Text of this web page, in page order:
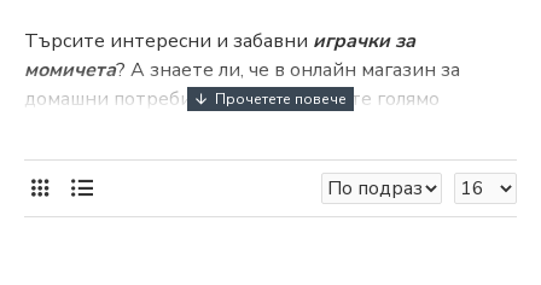
Търсите интересни и забавни играчки за
момичета? А знаете ли, че в онлайн магазин за
домашни потреби Галея ще откриете голямо
Малките девойки, също като момчетата, обичат да
се забавляват и да приключенстват. Да измислят